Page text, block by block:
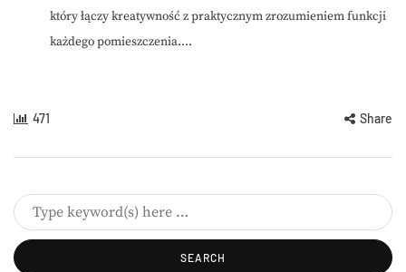
który łączy kreatywność z praktycznym zrozumieniem funkcji
każdego pomieszczenia....
471 Share